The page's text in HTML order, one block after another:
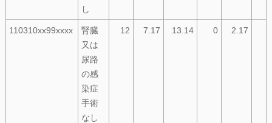
し
110310xx99xxxx
腎臓
又は
尿路
の感
染症
手術
なし
12 7.17 13.14 0 2.17